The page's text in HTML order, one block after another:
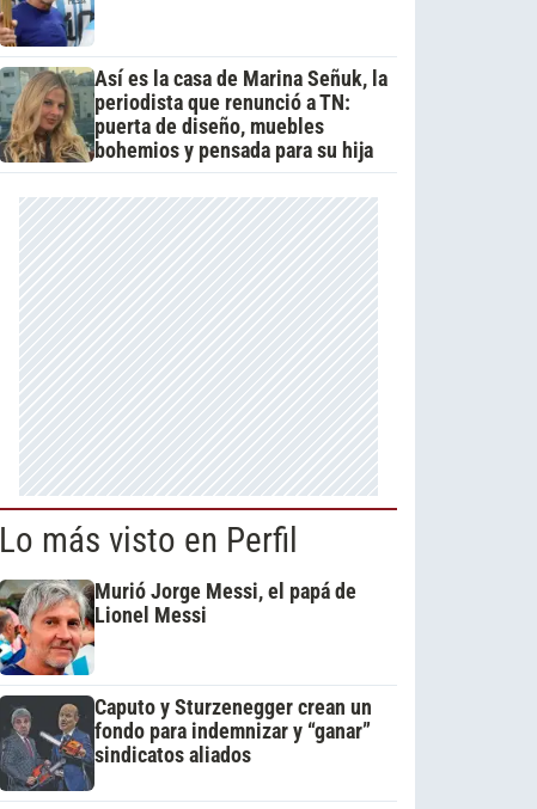
Así es la casa de Marina Señuk, la
periodista que renunció a TN:
puerta de diseño, muebles
bohemios y pensada para su hija
Lo más visto en Perfil
Murió Jorge Messi, el papá de
Lionel Messi
Caputo y Sturzenegger crean un
fondo para indemnizar y “ganar”
sindicatos aliados